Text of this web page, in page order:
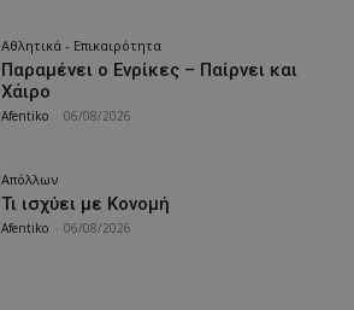
Αθλητικά - Επικαιρότητα
Παραμένει ο Ενρίκες – Παίρνει και
Χάιρο
Afentiko 06/08/2026
Απόλλων
Τι ισχύει με Κονομή
Afentiko 06/08/2026